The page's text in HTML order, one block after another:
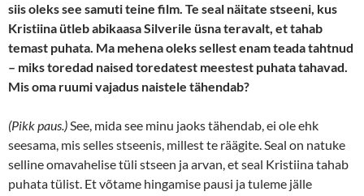
siis oleks see samuti teine film. Te seal näitate stseeni, kus
Kristiina ütlebabikaasaSilverile üsna teravalt, et tahab
temast puhata. Ma mehena oleks sellest enam teada tahtnud
– miks toredad naised toredatest meestest puhata tahavad.
Mis oma ruumi vajadus naistele tähendab?
(Pikk paus.)See, mida see minu jaoks tähendab, ei ole ehk
seesama, mis selles stseenis, millest te räägite. Seal on natuke
selline omavahelise tüli stseen ja arvan, et seal Kristiina tahab
puhata tülist. Et võtame hingamise pausi ja tuleme jälle